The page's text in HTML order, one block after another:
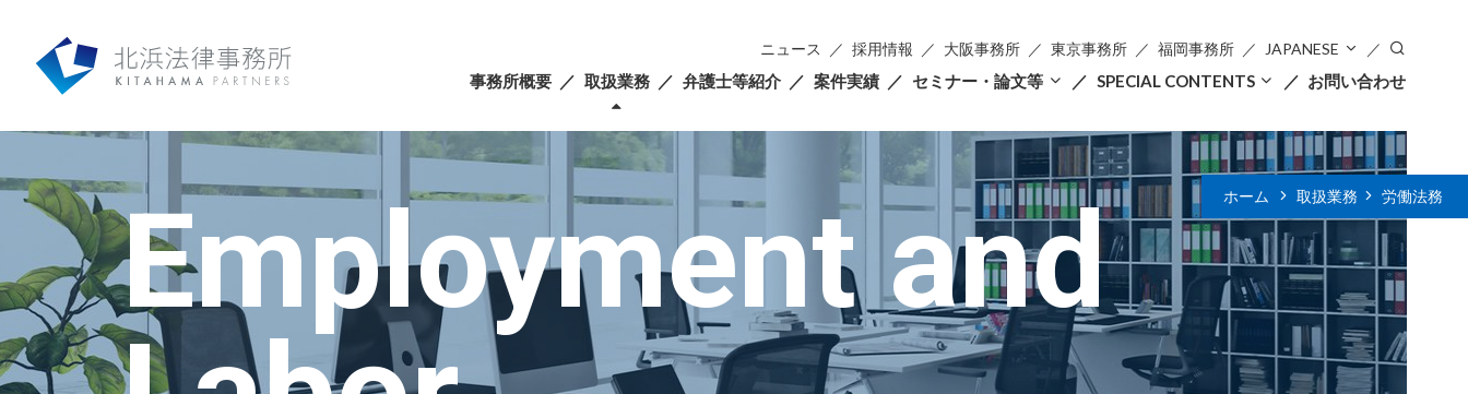
事務所概要 取扱業務 弁護士等紹介 案件実績 セミナー・論文等 SPECIAL CONTENTS お問い合わせ
ニュース 採用情報 大阪事務所 東京事務所 福岡事務所 JAPANESE
ホーム 取扱業務 労働法務
Employment and